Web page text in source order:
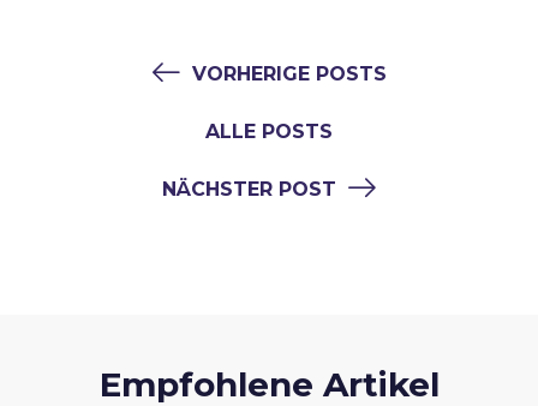
VORHERIGE POSTS
ALLE POSTS
NÄCHSTER POST
Empfohlene Artikel